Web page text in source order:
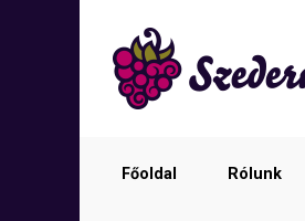
Főoldal Rólunk